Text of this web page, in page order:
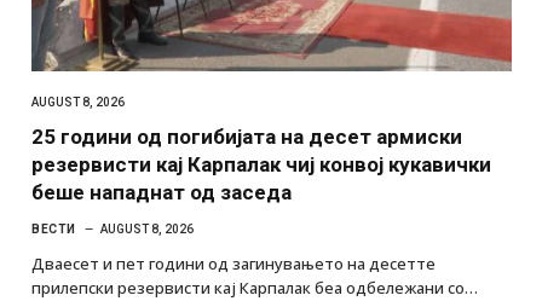
AUGUST 8, 2026
25 години од погибијата на десет армиски
резервисти кај Карпалак чиј конвој кукавички
беше нападнат од заседа
ВЕСТИ AUGUST 8, 2026
Дваесет и пет години од загинувањето на десетте
прилепски резервисти кај Карпалак беа одбележани со…